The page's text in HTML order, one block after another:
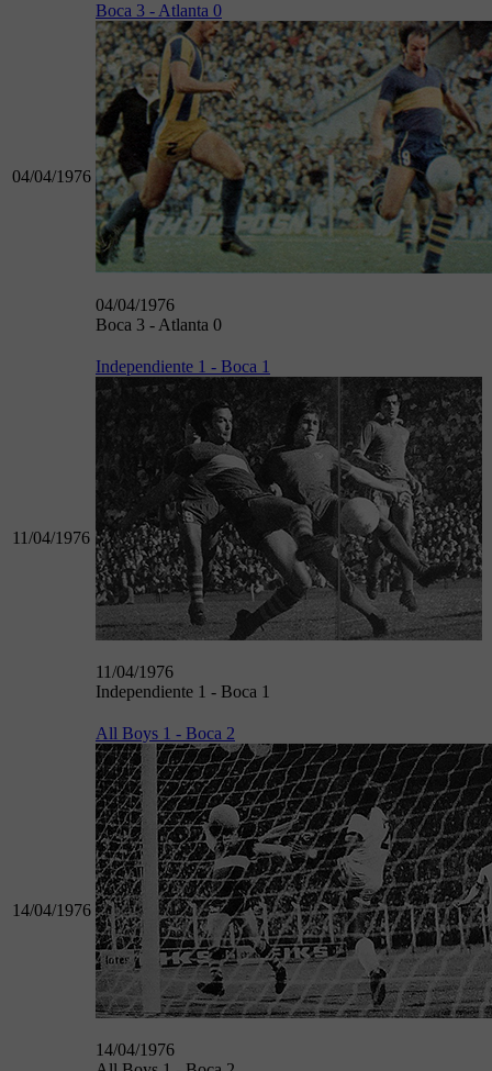
04/04/1976
Boca 3 - Atlanta 0
04/04/1976
Boca 3 - Atlanta 0
11/04/1976
Independiente 1 - Boca 1
11/04/1976
Independiente 1 - Boca 1
14/04/1976
All Boys 1 - Boca 2
14/04/1976